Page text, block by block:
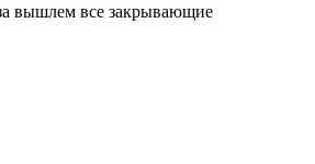
вышлем все закрывающие